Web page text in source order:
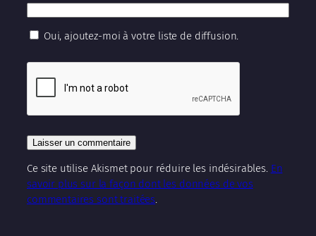
Oui, ajoutez-moi à votre liste de diffusion.
Ce site utilise Akismet pour réduire les indésirables. En
savoir plus sur la façon dont les données de vos
commentaires sont traitées.